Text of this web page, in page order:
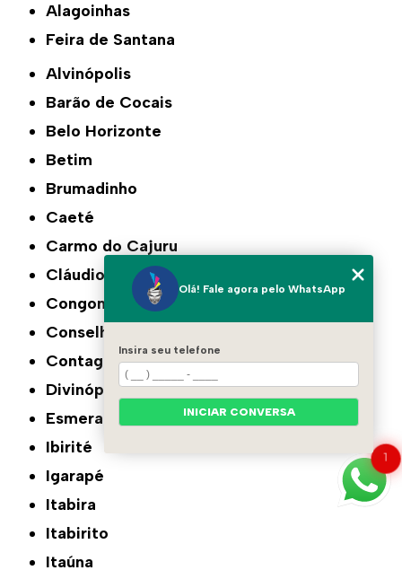
Alagoinhas
Feira de Santana
Alvinópolis
Barão de Cocais
Belo Horizonte
Betim
Brumadinho
Caeté
Carmo do Cajuru
Cláudio
Congonhas
Conselheiro Lafaiete
Contagem
Divinópolis
Esmeraldas
Ibirité
Igarapé
Itabira
Itabirito
Itaúna
1
Olá! Fale agora pelo WhatsApp
Insira seu telefone
INICIAR CONVERSA